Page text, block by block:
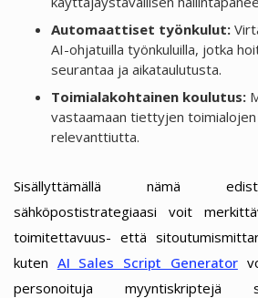
Automaattiset työnkulut:
AI-ohjatuilla työnkuluilla, jotka
seurantaa ja aikataulutusta.
Toimialakohtainen koulutus:
vastaamaan tiettyjen
relevanttiutta.
Sisällyttämällä nämä
sähköpostistrategiaasi voit
toimitettavuus- että
kuten AI Sales Script Generator
personoituja myyntiskriptejä